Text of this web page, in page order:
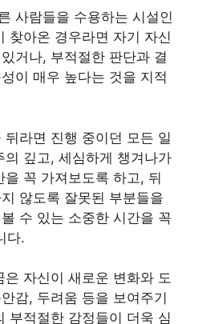
사람들을 수용하는 시설인
찾아온 경우라면 자기 자신
거나, 부적절한 판단과 결
이 매우 높다는 것을 지적
라면 진행 중이던 모든 일
의 깊고, 세심하게 챙겨나가
꼭 가져보도록 하고, 뒤
않도록 잘못된 부분들을
수 있는 소중한 시간을 꼭
다.
자신이 새로운 변화와 도
감, 두려움 등을 보여주기
부적절한 감정들이 더욱 심